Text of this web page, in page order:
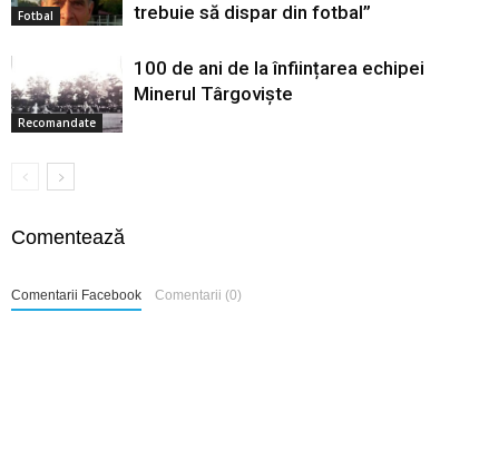
Fotbal
trebuie să dispar din fotbal”
Recomandate
100 de ani de la înființarea echipei
Minerul Târgoviște
Comentează
Comentarii Facebook Comentarii (0)